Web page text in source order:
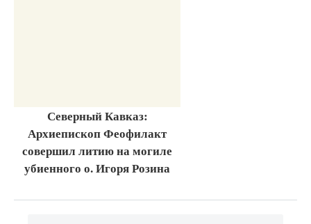
Северный Кавказ:
Архиепископ Феофилакт
совершил литию на могиле
убиенного о. Игоря Розина